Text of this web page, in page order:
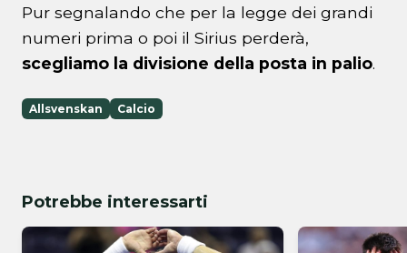
Pur segnalando che per la legge dei grandi
numeri prima o poi il Sirius perderà,
scegliamo la divisione della posta in palio.
Allsvenskan Calcio
Potrebbe interessarti